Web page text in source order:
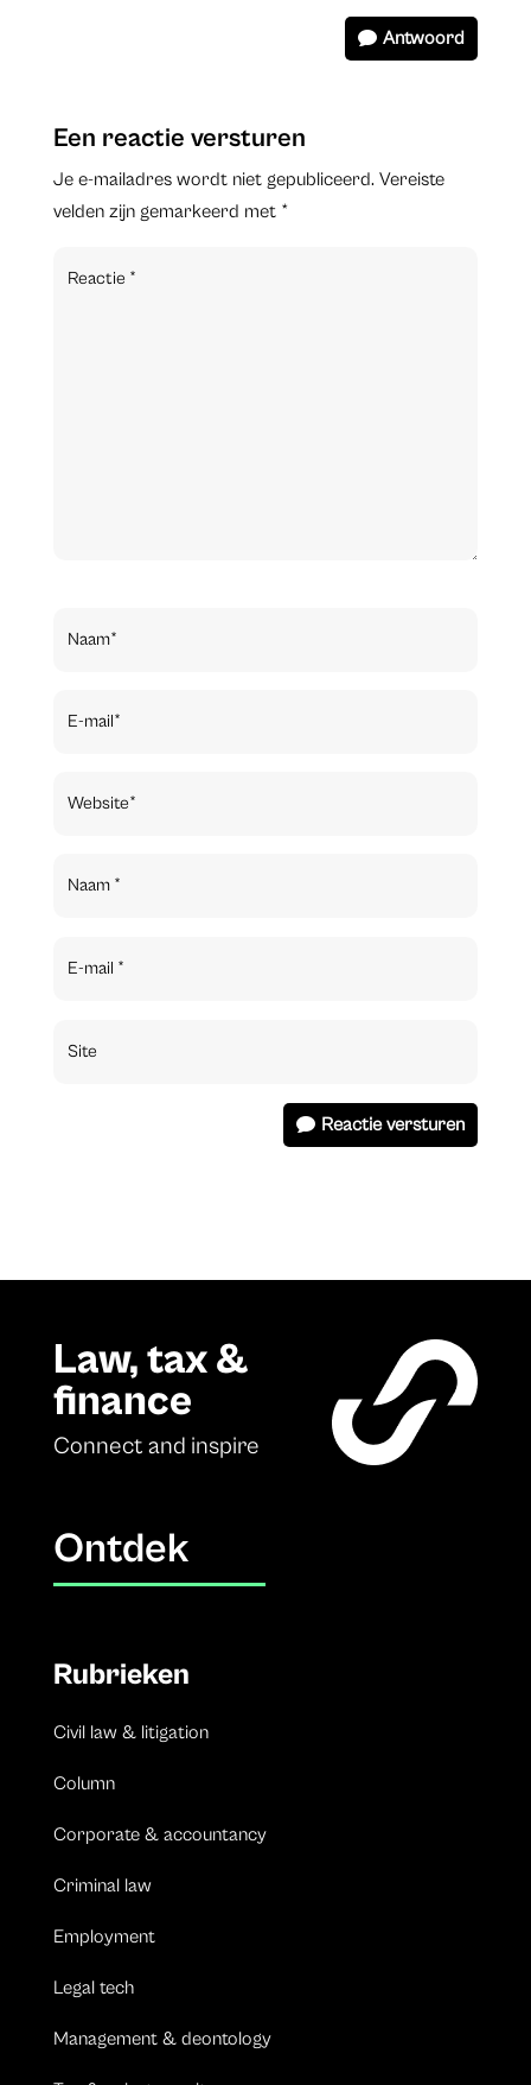
Antwoord
Een reactie versturen
Je e-mailadres wordt niet gepubliceerd. Vereiste
velden zijn gemarkeerd met *
Reactie versturen
Law, tax &
finance
Connect and inspire
Ontdek
Rubrieken
Civil law & litigation
Column
Corporate & accountancy
Criminal law
Employment
Legal tech
Management & deontology